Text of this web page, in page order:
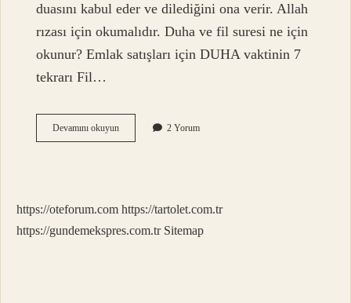
duasını kabul eder ve dilediğini ona verir. Allah
rızası için okumalıdır. Duha ve fil suresi ne için
okunur? Emlak satışları için DUHA vaktinin 7
tekrarı Fil…
Devamını okuyunBir
Şeyin
Dua
Okunur
2 Yorum
https://oteforum.com https://tartolet.com.tr
https://gundemekspres.com.tr Sitemap